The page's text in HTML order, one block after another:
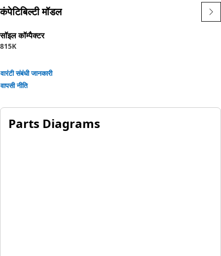
कंपेटिबिल्टी मॉडल
सॉइल कॉम्पैक्टर
815K
वारंटी संबंधी जानकारी
वापसी नीति
Parts Diagrams